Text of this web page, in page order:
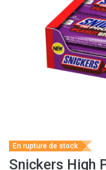
En rupture de stock
Snickers High